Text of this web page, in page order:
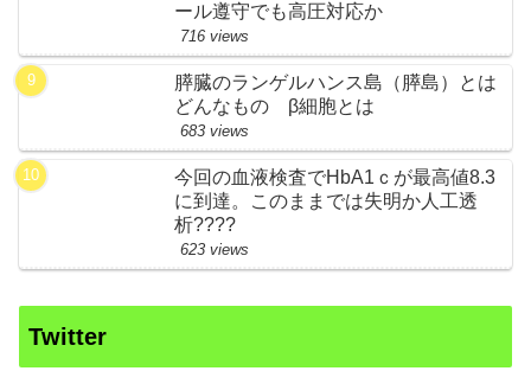
ール遵守でも高圧対応か
716 views
膵臓のランゲルハンス島（膵島）とは
どんなもの β細胞とは
683 views
今回の血液検査でHbA1ｃが最高値8.3
に到達。このままでは失明か人工透
析????
623 views
Twitter